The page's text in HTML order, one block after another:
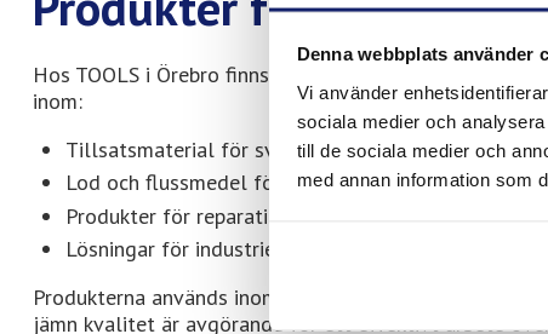
Denna webbplats använder
Vi använder
sociala medier och
till de sociala medier och
med annan information som
Hos TOOLS i Örebro finns produkter från Meltolit för
inom:
Tillsatsmaterial för svetsning
Lod och flussmedel för lödning
Produkter för reparation och underhåll
Lösningar för industriell drift och servicearbete
Produkterna används inom verksamheter där
jämn kvalitet är avgörande för ett effektivt arbete